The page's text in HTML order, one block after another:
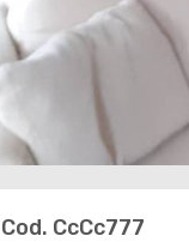
Cod. CcCc777